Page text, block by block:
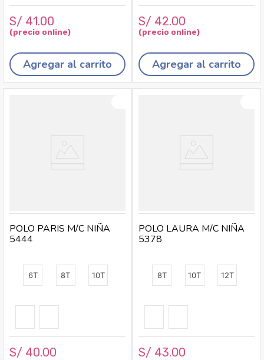
S/ 41.00
Agregar al carrito
S/ 42.00
Agregar al carrito
6T 8T 10T
POLO PARIS M/C NIÑA
5444
S/ 40.00
8T 10T 12T
POLO LAURA M/C NIÑA
5378
S/ 43.00